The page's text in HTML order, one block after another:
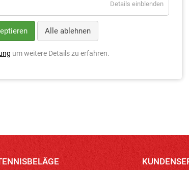
Details einblenden
Alle ablehnen
um weitere Details zu erfahren.